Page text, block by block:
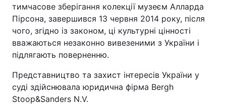
тимчасове зберігання колекції музеєм Алларда
Пірсона, завершився 13 червня 2014 року, після
чого, згідно із законом, ці культурні цінності
вважаються незаконно вивезеними з України і
підлягають поверненню.
Представництво та захист інтересів України у
суді здійснювала юридична фірма Bergh
Stoop&Sanders N.V.